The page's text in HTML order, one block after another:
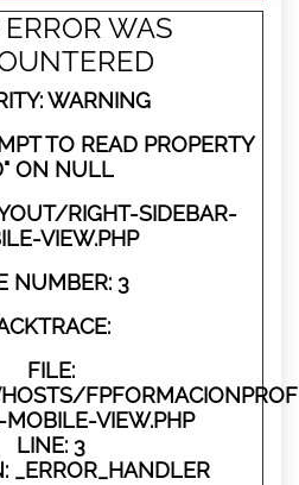
WAS
WARNING
TO READ PROPERTY
ON NULL
RIGHT-SIDEBAR-
VIEW.PHP
NUMBER: 3
FILE:
MOBILE-VIEW.PHP
LINE: 3
_ERROR_HANDLER